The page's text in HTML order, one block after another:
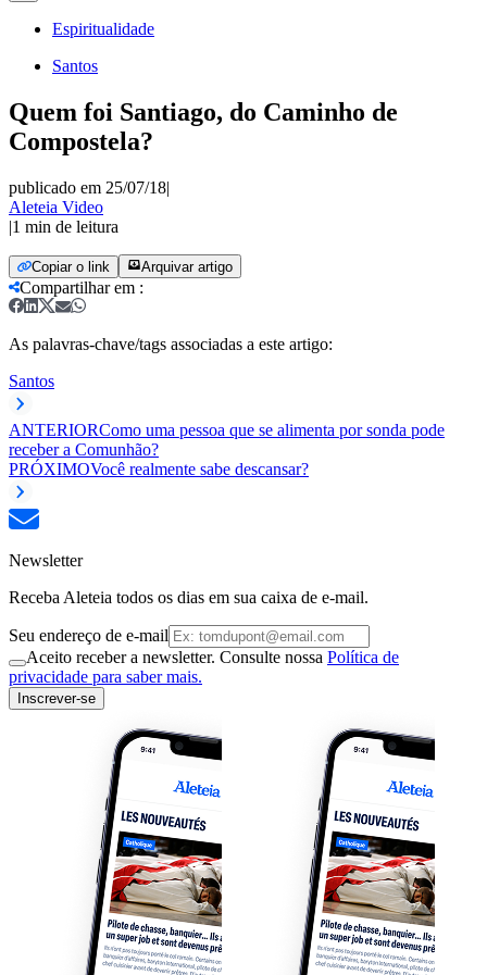
Espiritualidade
Santos
Quem foi Santiago, do Caminho de
Compostela?
publicado em 25/07/18|
Aleteia Video
|1 min de leitura
Copiar o link Arquivar artigo
Compartilhar em :
As palavras-chave/tags associadas a este artigo:
Santos
ANTERIORComo uma pessoa que se alimenta por sonda pode
receber a Comunhão?
PRÓXIMOVocê realmente sabe descansar?
Newsletter
Receba Aleteia todos os dias em sua caixa de e-mail.
Seu endereço de e-mail
Aceito receber a newsletter. Consulte nossa Política de
privacidade para saber mais.
Inscrever-se